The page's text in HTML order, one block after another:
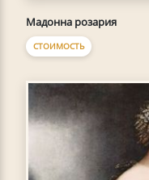
Мадонна розария
СТОИМОСТЬ